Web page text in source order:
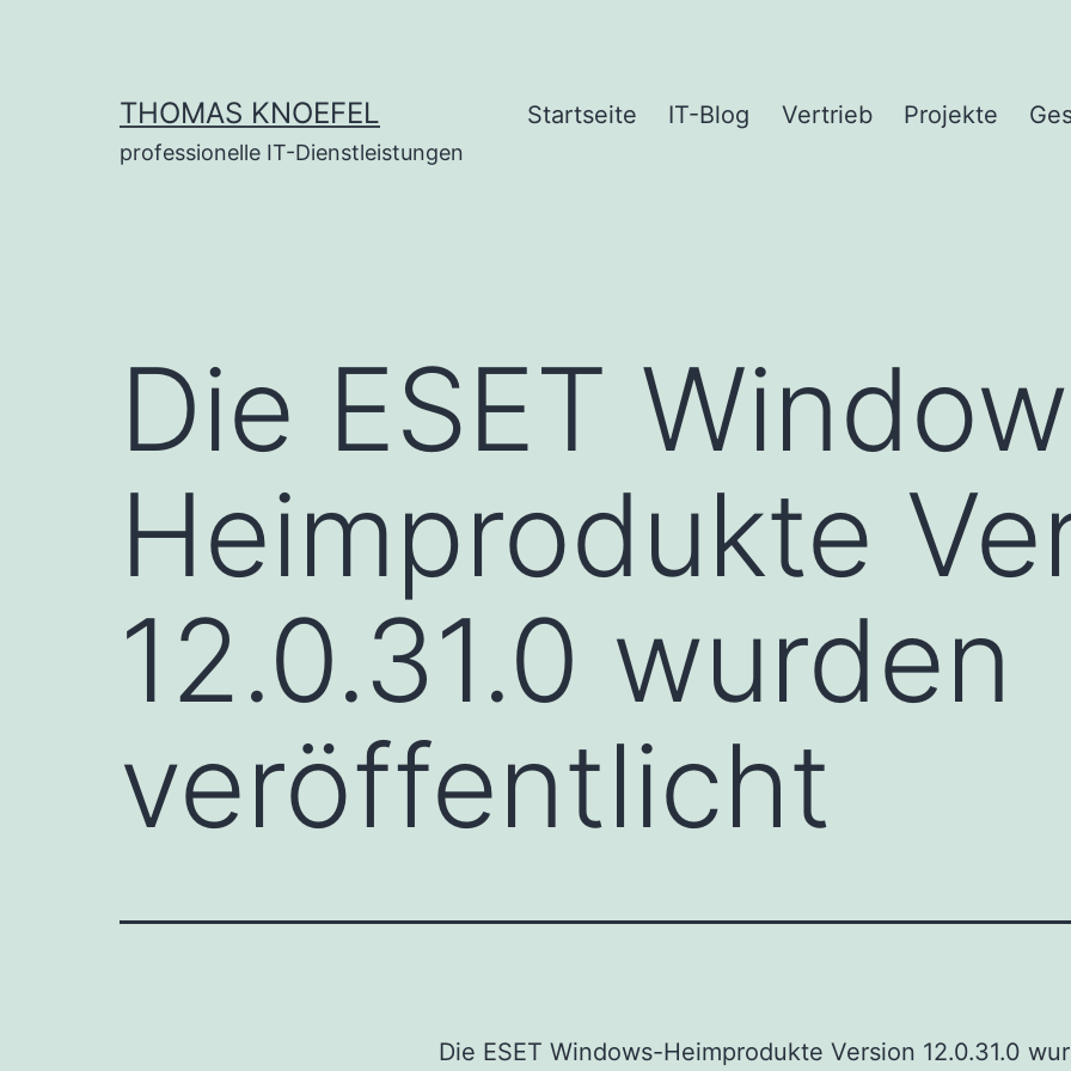
THOMAS KNOEFEL
professionelle IT-Dienstleistungen
Startseite IT-Blog Vertrieb Projekte
Die ESET
Heimprodukte
12.0.31.0 wurden
veröffentlicht
Die ESET Windows-Heimprodukte Version 12.0.31.0